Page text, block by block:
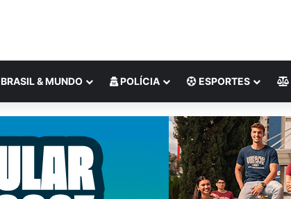
BRASIL & MUNDO POLÍCIA ESPORTES